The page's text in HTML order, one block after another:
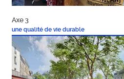
une qualité de vie durable
Axe 3